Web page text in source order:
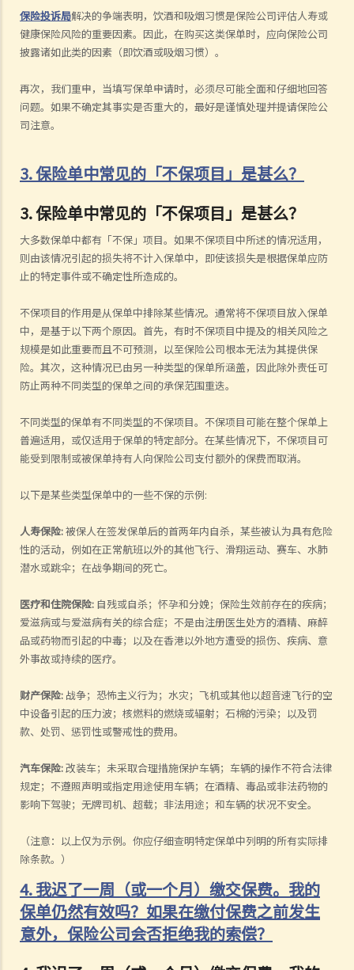
保险投诉局解决的争端表明，饮酒和吸烟习惯是保险公司评估人寿或
健康保险风险的重要因素。因此，在购买这类保单时，应向保险公司
披露诸如此类的因素（即饮酒或吸烟习惯）。
再次，我们重申，当填写保单申请时，必须尽可能全面和仔细地回答
问题。如果不确定其事实是否重大的，最好是谨慎处理并提请保险公
司注意。
3. 保险单中常见的「不保项目」是甚么？
3.保险单中常见的「不保项目」是甚么？
大多数保单中都有「不保」项目。如果不保项目中所述的情况适用，
则由该情况引起的损失将不计入保单中，即使该损失是根据保单应防
止的特定事件或不确定性所造成的。
不保项目的作用是从保单中排除某些情况。通常将不保项目放入保单
中，是基于以下两个原因。首先，有时不保项目中提及的相关风险之
规模是如此重要而且不可预测，以至保险公司根本无法为其提供保
险。其次，这种情况已由另一种类型的保单所涵盖，因此除外责任可
防止两种不同类型的保单之间的承保范围重迭。
不同类型的保单有不同类型的不保项目。不保项目可能在整个保单上
普遍适用，或仅适用于保单的特定部分。在某些情况下，不保项目可
能受到限制或被保单持有人向保险公司支付额外的保费而取消。
以下是某些类型保单中的一些不保的示例:
人寿保险:被保人在签发保单后的首两年内自杀，某些被认为具有危险
性的活动，例如在正常航班以外的其他飞行、滑翔运动、赛车、水肺
潜水或跳伞；在战争期间的死亡。
医疗和住院保险: 自残或自杀；怀孕和分娩；保险生效前存在的疾病；
爱滋病或与爱滋病有关的综合症；不是由注册医生处方的酒精、麻醉
品或药物而引起的中毒；以及在香港以外地方遭受的损伤、疾病、意
外事故或持续的医疗。
财产保险: 战争；恐怖主义行为；水灾；飞机或其他以超音速飞行的空
中设备引起的压力波；核燃料的燃烧或辐射；石棉的污染；以及罚
款、处罚、惩罚性或警戒性的费用。
汽车保险:改装车；未采取合理措施保护车辆；车辆的操作不符合法律
规定；不遵照声明或指定用途使用车辆；在酒精、毒品或非法药物的
影响下驾驶；无牌司机、超载；非法用途；和车辆的状况不安全。
（注意：以上仅为示例。你应仔细查明特定保单中列明的所有实际排
除条款。）
4. 我迟了一周（或一个月）缴交保费。我的
保单仍然有效吗？如果在缴付保费之前发生
意外，保险公司会否拒绝我的索偿？